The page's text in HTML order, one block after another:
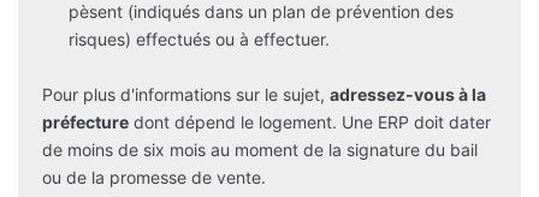
pèsent (indiqués dans un plan de prévention des
risques) effectués ou à effectuer.
Pour plus d'informations sur le sujet, adressez-vous à la
préfecture dont dépend le logement. Une ERP doit dater
de moins de six mois au moment de la signature du bail
ou de la promesse de vente.